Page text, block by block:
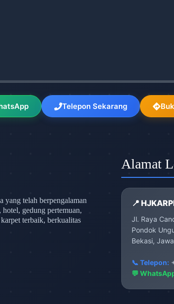
Telepon Sekarang
yang telah berpengalaman
gedung pertemuan,
terbaik, berkualitas
Alamat
📍
Jl. Raya
Pondok
Bekasi,
📞 Telepon:
💬